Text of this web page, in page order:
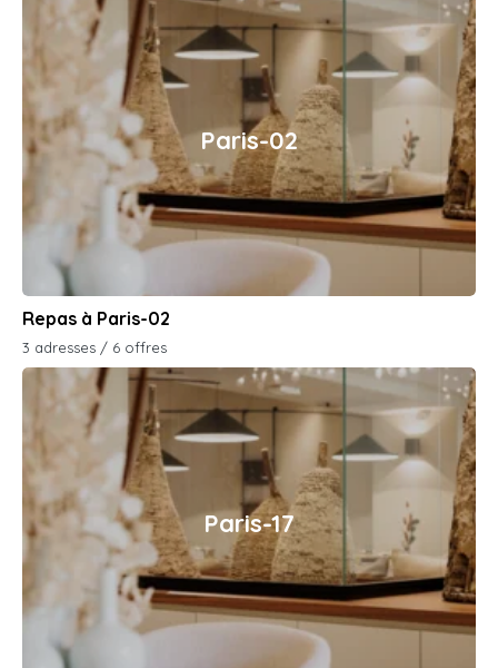
Paris-02
Repas à Paris-02
3 adresses / 6 offres
Paris-17